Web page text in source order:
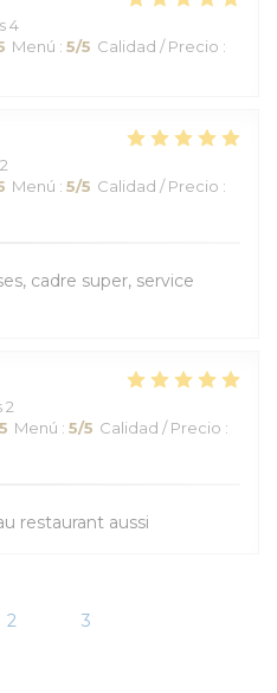
4
Menú : 5/5 Calidad / Precio :
Menú : 5/5 Calidad / Precio :
cadre super, service
2
Menú : 5/5 Calidad / Precio :
restaurant aussi
2 3